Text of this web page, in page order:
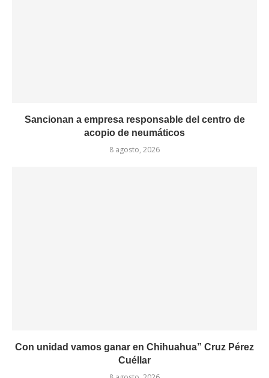
Sancionan a empresa responsable del centro de
acopio de neumáticos
8 agosto, 2026
Con unidad vamos ganar en Chihuahua” Cruz Pérez
Cuéllar